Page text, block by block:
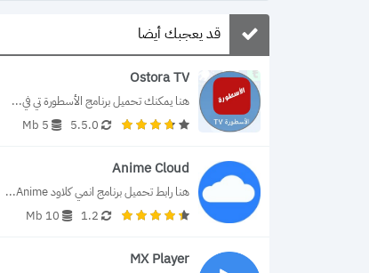
قد يعجبك أيضا
Ostora TV
هنا يمكنك تحميل برنامج الأسطورة تي في...
5.5.0
5 Mb
Anime Cloud
هنا رابط تحميل برنامج انمي كلاود Anime...
1.2
10 Mb
MX Player